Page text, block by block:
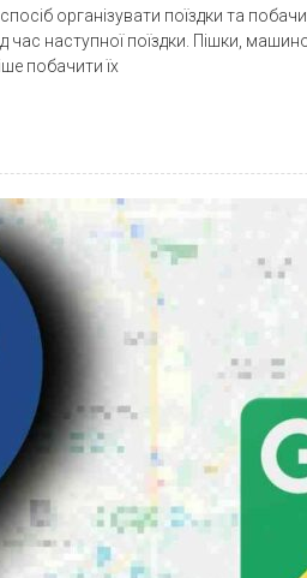
організувати поїздки та
час наступної поїздки. Пішки,
побачити їх